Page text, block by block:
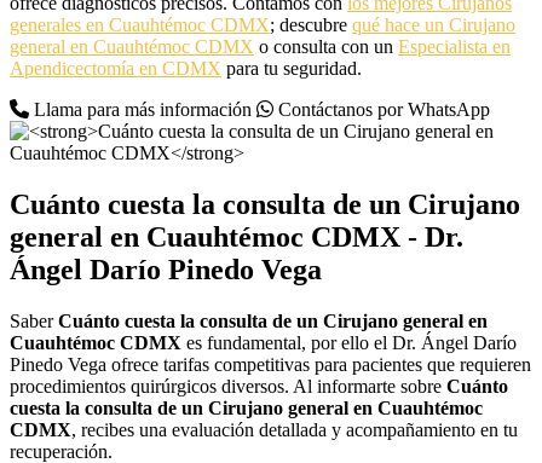
generales en Cuauhtémoc CDMX; descubre qué hace un Cirujano
general en Cuauhtémoc CDMX o consulta con un Especialista en
Apendicectomía en CDMX para tu seguridad.
Llama para más información
Contáctanos por WhatsApp
Cuánto cuesta la consulta de un Cirujano
general en Cuauhtémoc CDMX - Dr.
Ángel Darío Pinedo Vega
SaberCuánto cuesta la consulta de un Cirujano general en
Cuauhtémoc CDMX es fundamental, por ello el Dr. Ángel Darío
Pinedo Vega ofrece tarifas competitivas para pacientes que requieren
procedimientos quirúrgicos diversos. Al informarte sobre Cuánto
cuesta la consulta de un Cirujano general en Cuauhtémoc
CDMX, recibes una evaluación detallada y acompañamiento en tu
recuperación.